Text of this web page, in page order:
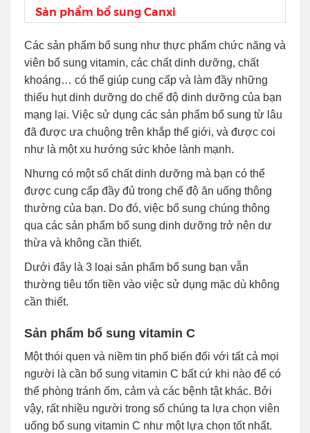
Sản phẩm bổ sung Canxi
Các sản phẩm bổ sung như thực phẩm chức năng và
viên bổ sung vitamin, các chất dinh dưỡng, chất
khoáng… có thể giúp cung cấp và làm đầy những
thiếu hụt dinh dưỡng do chế độ dinh dưỡng của bạn
mạng lại. Việc sử dụng các sản phẩm bổ sung từ lâu
đã được ưa chuộng trên khắp thế giới, và được coi
như là một xu hướng sức khỏe lành mạnh.
Nhưng có một số chất dinh dưỡng mà bạn có thể
được cung cấp đầy đủ trong chế độ ăn uống thông
thường của bạn. Do đó, việc bổ sung chúng thông
qua các sản phẩm bổ sung dinh dưỡng trở nên dư
thừa và không cần thiết.
Dưới đây là 3 loại sản phẩm bổ sung bạn vẫn
thường tiêu tốn tiền vào việc sử dụng mặc dù không
cần thiết.
Sản phẩm bổ sung vitamin C
Một thói quen và niềm tin phổ biến đối với tất cả mọi
người là cần bổ sung vitamin C bất cứ khi nào để có
thể phòng tránh ốm, cảm và các bệnh tật khác. Bởi
vậy, rất nhiều người trong số chúng ta lựa chọn viên
uống bổ sung vitamin C như một lựa chọn tốt nhất.